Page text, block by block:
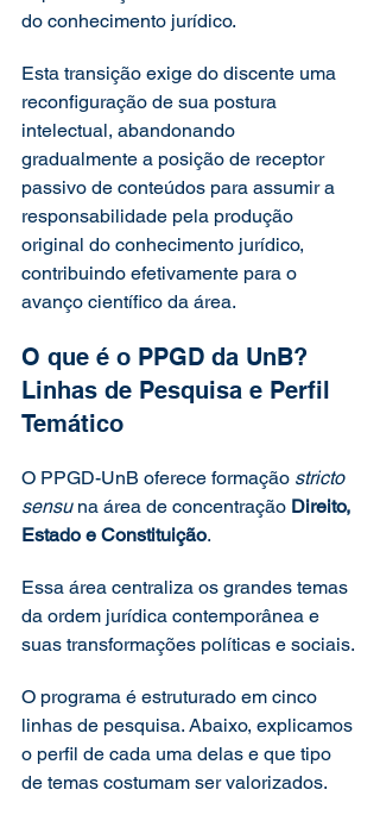
do conhecimento jurídico.
Esta transição exige do discente uma
reconfiguração de sua postura
intelectual, abandonando
gradualmente a posição de receptor
passivo de conteúdos para assumir a
responsabilidade pela produção
original do conhecimento jurídico,
contribuindo efetivamente para o
avanço científico da área.
O que é o PPGD da UnB?
Linhas de Pesquisa e Perfil
Temático
O PPGD-UnB oferece formação stricto
sensu na área de concentração Direito,
Estado e Constituição.
Essa área centraliza os grandes temas
da ordem jurídica contemporânea e
suas transformações políticas e sociais.
O programa é estruturado em cinco
linhas de pesquisa. Abaixo, explicamos
o perfil de cada uma delas e que tipo
de temas costumam ser valorizados.